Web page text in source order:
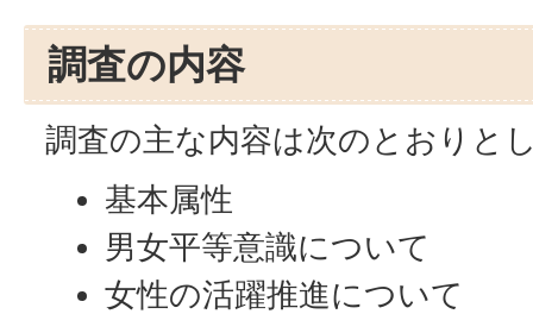
調査の内容
調査の主な内容は次のとおりと
基本属性
男女平等意識について
女性の活躍推進について